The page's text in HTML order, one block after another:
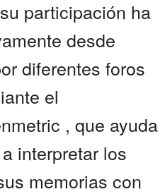
participación ha
desde
diferentes foros
el
, que ayuda
interpretar los
memorias con